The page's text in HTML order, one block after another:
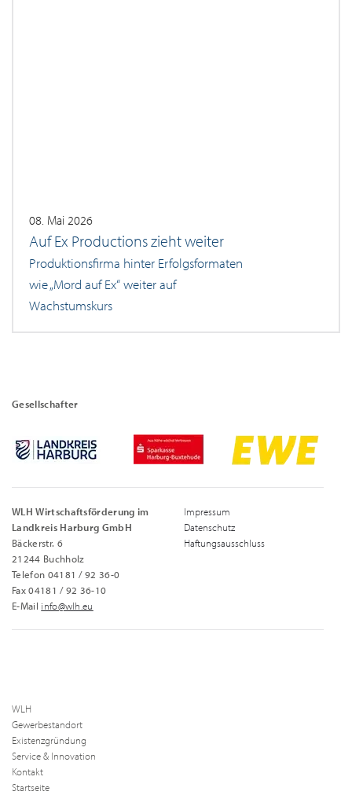
08. Mai 2026
Auf Ex Productions zieht weiter
Produktionsfirma hinter Erfolgsformaten
wie „Mord auf Ex“ weiter auf
Wachstumskurs
Gesellschafter
WLH Wirtschaftsförderung im
Landkreis Harburg GmbH
Bäckerstr. 6
21244 Buchholz
Telefon 04181 / 92 36-0
Fax 04181 / 92 36-10
E-Mail info@wlh.eu
Impressum
Datenschutz
Haftungsausschluss
WLH
Gewerbestandort
Existenzgründung
Service & Innovation
Kontakt
Startseite